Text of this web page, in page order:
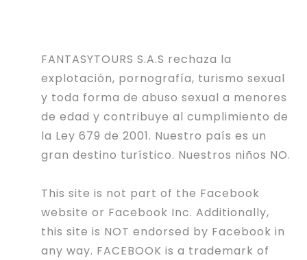
FANTASYTOURS S.A.S rechaza la
explotación, pornografía, turismo sexual
y toda forma de abuso sexual a menores
de edad y contribuye al cumplimiento de
la Ley 679 de 2001. Nuestro país es un
gran destino turístico. Nuestros niños NO.
This site is not part of the Facebook
website or Facebook Inc. Additionally,
this site is NOT endorsed by Facebook in
any way. FACEBOOK is a trademark of